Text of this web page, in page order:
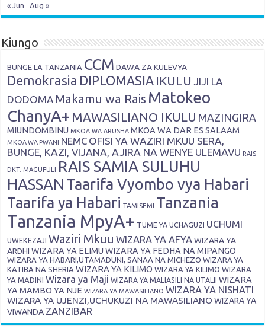
« Jun
Aug »
Kiungo
BUNGE LA TANZANIA CCM DAWA ZA KULEVYA
Demokrasia DIPLOMASIA IKULU JIJI LA
DODOMA Makamu wa Rais Matokeo
ChanyA+ MAWASILIANO IKULU MAZINGIRA
MIUNDOMBINU MKOA WA ARUSHA MKOA WA DAR ES SALAAM
MKOA WA PWANI NEMC OFISI YA WAZIRI MKUU SERA,
BUNGE, KAZI, VIJANA, AJIRA NA WENYE ULEMAVU RAIS
DKT. MAGUFULI RAIS SAMIA SULUHU
HASSAN Taarifa Vyombo vya Habari
Taarifa ya Habari TAMISEMI Tanzania
Tanzania MpyA+ TUME YA UCHAGUZI UCHUMI
UWEKEZAJI Waziri Mkuu WIZARA YA AFYA WIZARA YA
ARDHI WIZARA YA ELIMU WIZARA YA FEDHA NA MIPANGO
WIZARA YA HABARI,UTAMADUNI, SANAA NA MICHEZO WIZARA YA
KATIBA NA SHERIA WIZARA YA KILIMO WIZARA YA KILIMO WIZARA
YA MADINI Wizara ya Maji WIZARA YA MALIASILI NA UTALII WIZARA
YA MAMBO YA NJE WIZARA YA MAWASILIANO WIZARA YA NISHATI
WIZARA YA UJENZI,UCHUKUZI NA MAWASILIANO WIZARA YA
VIWANDA ZANZIBAR